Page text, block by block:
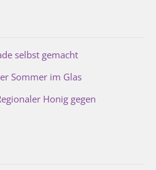
selbst gemacht
Sommer im Glas
Honig gegen